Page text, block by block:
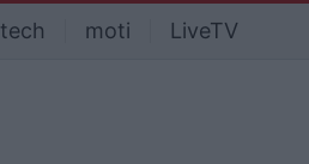
tech moti LiveTV